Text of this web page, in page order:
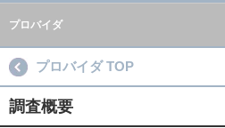
プロバイダ
プロバイダ TOP
調査概要